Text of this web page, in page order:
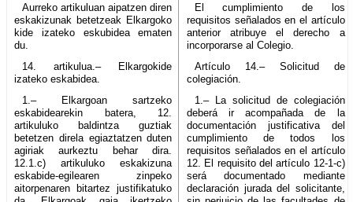
Aurreko artikuluan aipatzen diren
eskakizunak betetzeak Elkargoko
kide izateko eskubidea ematen
du.
El cumplimiento de los
requisitos señalados en el artículo
anterior atribuye el derecho a
incorporarse al Colegio.
14. artikulua.– Elkargokide
izateko eskabidea.
Artículo 14.– Solicitud de
colegiación.
1.– Elkargoan sartzeko
eskabidearekin batera, 12.
artikuluko baldintza guztiak
betetzen direla egiaztatzen duten
agiriak aurkeztu behar dira.
12.1.c) artikuluko eskakizuna
eskabide-egilearen zinpeko
aitorpenaren bitartez justifikatuko
1.– La solicitud de colegiación
deberá ir acompañada de la
documentación justificativa del
cumplimiento de todos los
requisitos señalados en el artículo
12. El requisito del artículo 12-1-c)
será documentado mediante
declaración jurada del solicitante,